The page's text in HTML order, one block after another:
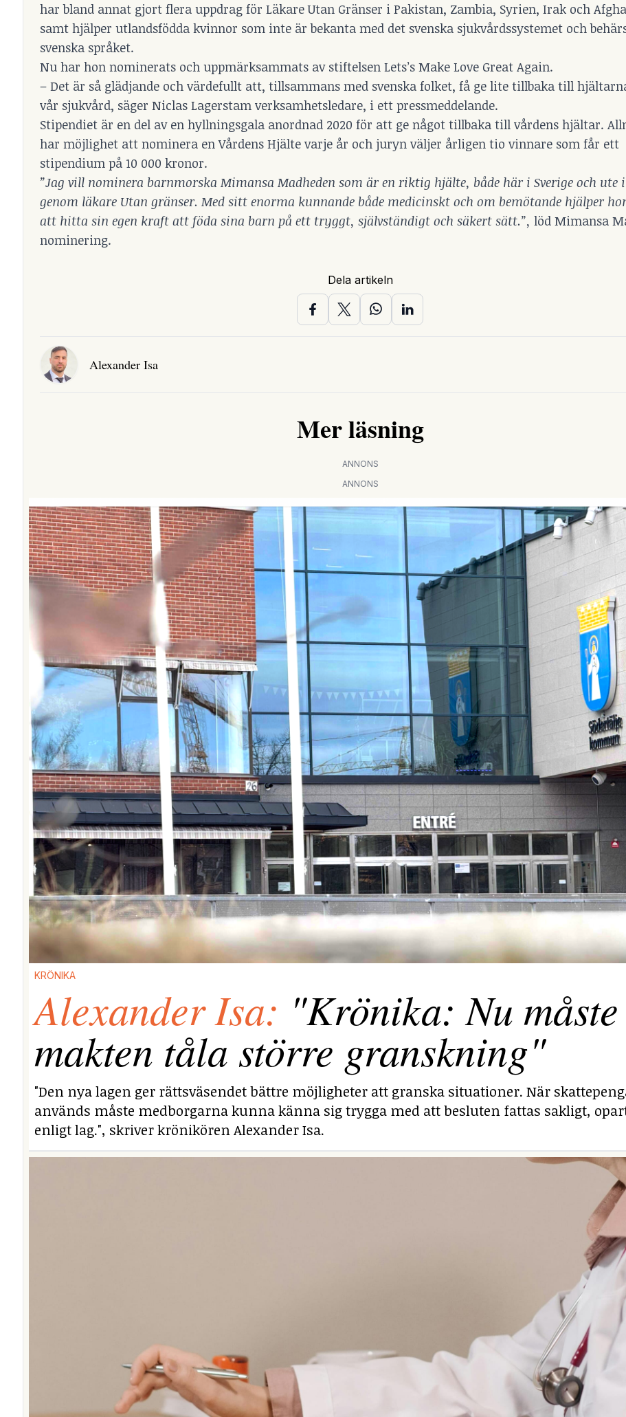
har bland annat gjort flera uppdrag för Läkare Utan Gränser i Pakistan, Zambia, Syrien, Irak och
samt hjälper utlandsfödda kvinnor som inte är bekanta med det svenska sjukvårdssystemet och
svenska språket.
Nu har hon nominerats och uppmärksammats av stiftelsen Lets’s Make Love Great Again.
– Det är så glädjande och värdefullt att, tillsammans med svenska folket, få ge lite tillbaka till
vår sjukvård, säger Niclas Lagerstam verksamhetsledare, i ett pressmeddelande.
Stipendiet är en del av en hyllningsgala anordnad 2020 för att ge något tillbaka till vårdens hjältar.
har möjlighet att nominera en Vårdens Hjälte varje år och juryn väljer årligen tio vinnare som får ett
stipendium på 10 000 kronor.
”Jag vill nominera barnmorska Mimansa Madheden som är en riktig hjälte, både här i Sverige och ute
genom läkare Utan gränser. Med sitt enorma kunnande både medicinskt och om bemötande hjälper
att hitta sin egen kraft att föda sina barn på ett tryggt, självständigt och säkert sätt.”, löd Mimansa
nominering.
Dela artikeln
Alexander Isa
Mer läsning
ANNONS
ANNONS
KRÖNIKA
Alexander Isa: "Krönika: Nu måste
makten tåla större granskning"
"Den nya lagen ger rättsväsendet bättre möjligheter att granska situationer. När
används måste medborgarna kunna känna sig trygga med att besluten fattas sakligt,
enligt lag.", skriver krönikören Alexander Isa.